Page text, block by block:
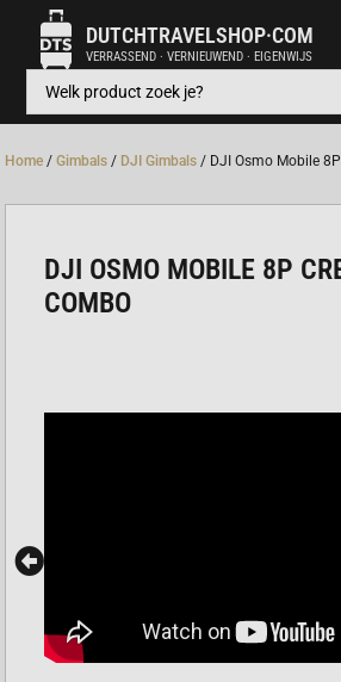
DUTCHTRAVELSHOP·COM
VERRASSEND · VERNIEUWEND · EIGENWIJS
Home /Gimbals / DJI Gimbals / DJI Osmo Mobile
DJI OSMO MOBILE 8P
COMBO